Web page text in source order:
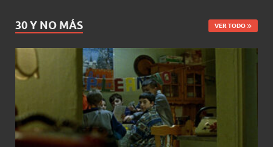
30 Y NO MÁS VER TODO